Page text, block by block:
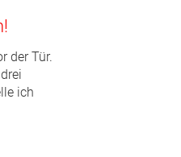
der Tür.
ich